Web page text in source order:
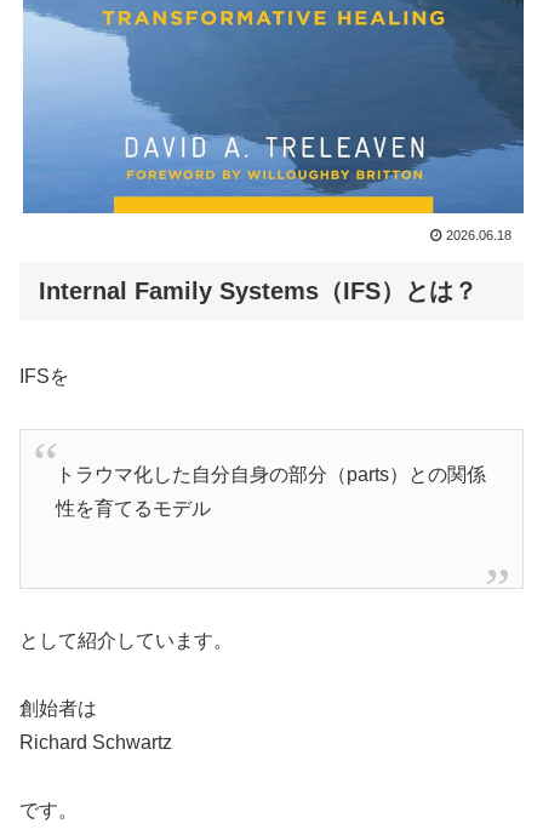
2026.06.18
Internal Family Systems（IFS）とは？
IFSを
トラウマ化した自分自身の部分（parts）との関係
性を育てるモデル
として紹介しています。
創始者は
Richard Schwartz
です。